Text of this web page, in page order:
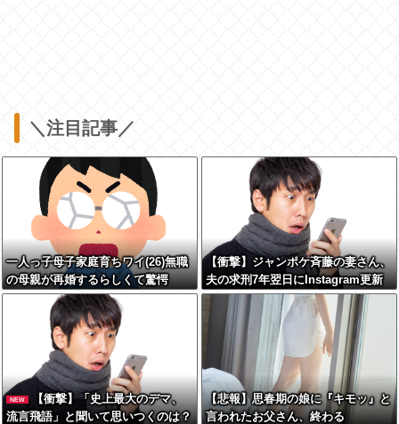
＼注目記事／
一人っ子母子家庭育ちワイ(26)無職
の母親が再婚するらしくて驚愕
【衝撃】ジャンポケ斉藤の妻さん、
夫の求刑7年翌日にInstagram更新
しSNS民をザワつかせてしまう…
NEW
【衝撃】「史上最大のデマ、
流言飛語」と聞いて思いつくのは？
【悲報】思春期の娘に『キモッ』と
言われたお父さん、終わる